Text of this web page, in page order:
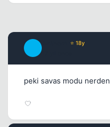
⭐ 18y
peki savas modu